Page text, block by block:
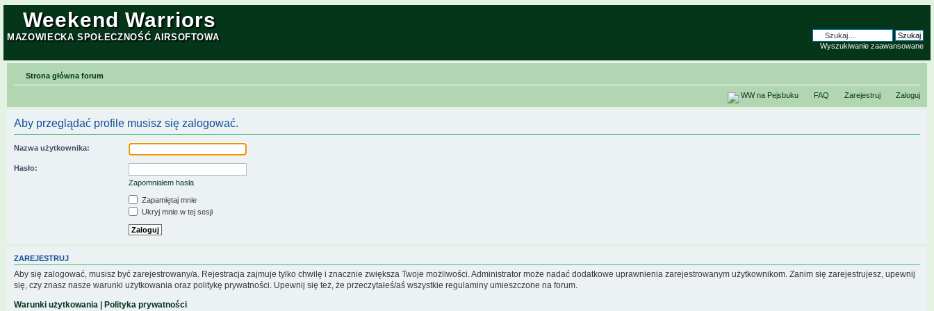
Weekend Warriors
MAZOWIECKA SPOŁECZNOŚĆ AIRSOFTOWA
Wyszukiwanie zaawansowane
Strona główna forum
WW na Pejsbuku FAQ Zarejestruj Zaloguj
Aby przeglądać profile musisz się zalogować.
Nazwa użytkownika:
Hasło:
Zapomniałem hasła
Zapamiętaj mnie
Ukryj mnie w tej sesji
ZAREJESTRUJ
Aby się zalogować, musisz być zarejestrowany/a. Rejestracja zajmuje tylko chwilę i znacznie zwiększa Twoje możliwości. Administrator może nadać dodatkowe uprawnienia zarejestrowanym użytkownikom. Zanim się zarejestrujesz, upewnij
się, czy znasz nasze warunki użytkowania oraz politykę prywatności. Upewnij się też, że przeczytałeś/aś wszystkie regulaminy umieszczone na forum.
Warunki użytkowania
Polityka prywatności